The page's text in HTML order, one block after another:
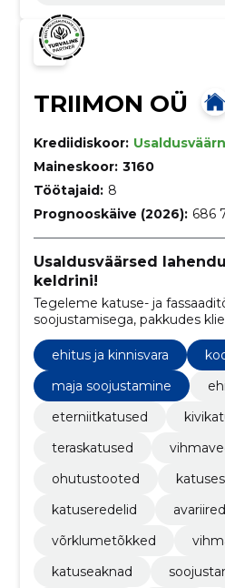
TRIIMON OÜ
Krediidiskoor:
Maineskoor: 3160
Töötajaid: 8
Prognooskäive (2026): 686
Usaldusväärsed
keldrini!
Tegeleme katuse- ja
soojustamisega, pakkudes
energiatõhusust ja lisab
ehitus ja kinnisvara
maja soojustamine
eterniitkatused
teraskatused
ohutustooted
katuseredelid
võrklumetõkked
katuseaknad